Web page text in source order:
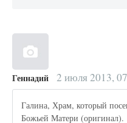
Геннадий 2 июля 2013,
Галина, Храм, который
Божьей Матери (оригинал).